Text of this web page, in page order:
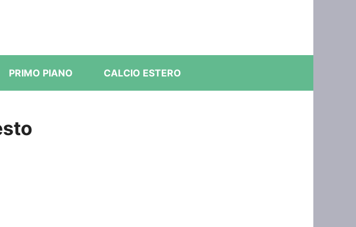
PRIMO PIANO CALCIO ESTERO